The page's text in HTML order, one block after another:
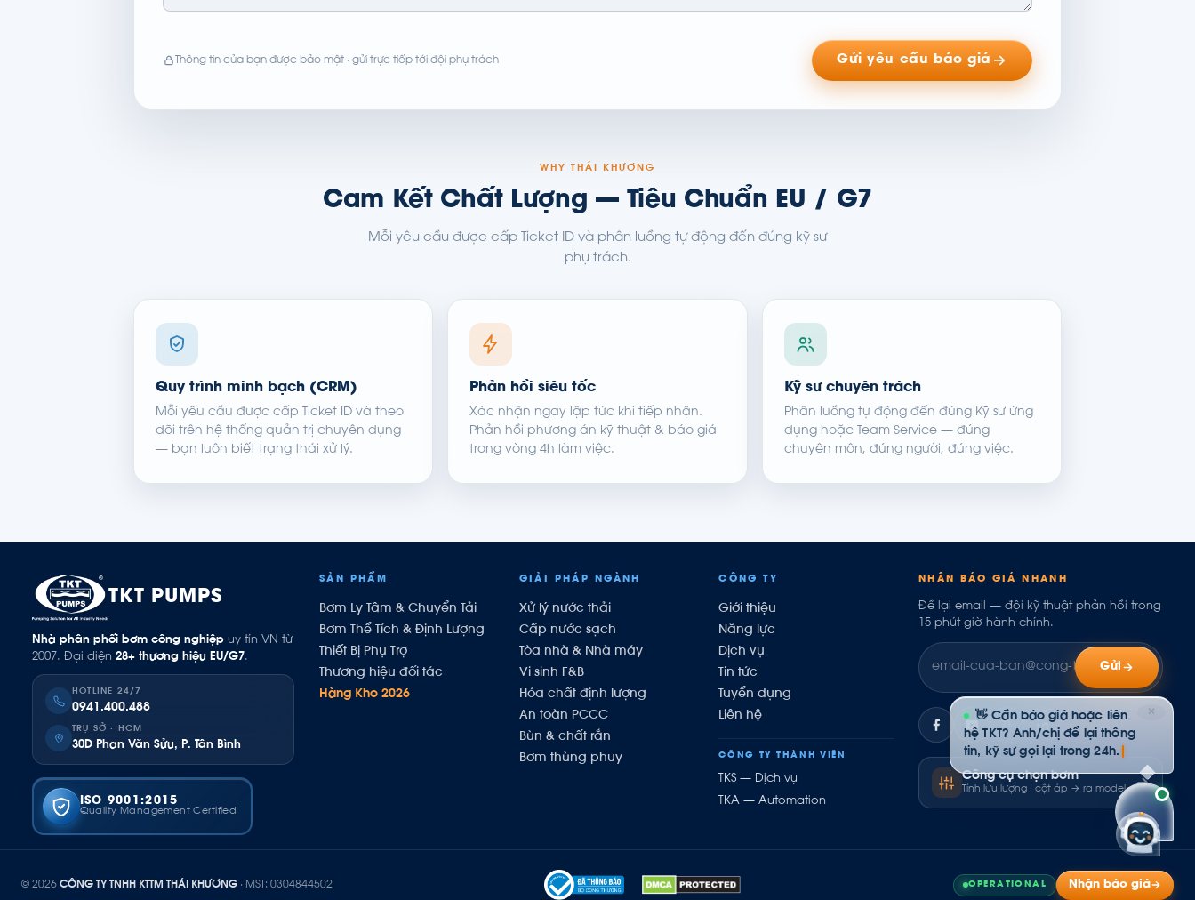
Thông tin của bạn được bảo mật · gửi trực tiếp tới đội phụ trách Gửi yêu cầu báo giá
WHY THÁI KHƯƠNG
Cam Kết Chất Lượng — Tiêu Chuẩn EU / G7
Mỗi yêu cầu được cấp Ticket ID và phân luồng tự động đến đúng kỹ sư
phụ trách.
Quy trình minh bạch (CRM)
Mỗi yêu cầu được cấp Ticket ID và theo
dõi trên hệ thống quản trị chuyên dụng
— bạn luôn biết trạng thái xử lý.
Phản hồi siêu tốc
Xác nhận ngay lập tức khi tiếp nhận.
Phản hồi phương án kỹ thuật & báo giá
trong vòng 4h làm việc.
Kỹ sư chuyên trách
Phân luồng tự động đến đúng Kỹ sư ứng
dụng hoặc Team Service — đúng
chuyên môn, đúng người, đúng việc.
TKT PUMPS
Nhà phân phối bơm công nghiệp uy tín VN từ
2007. Đại diện 28+ thương hiệu EU/G7.
HOTLINE 24/7
0941.400.488
TRỤ SỞ · HCM
30D Phan Văn Sửu, P. Tân Bình
ISO 9001:2015
Quality Management Certified
SẢN PHẨM
Bơm Ly Tâm & Chuyển Tải
Bơm Thể Tích & Định Lượng
Thiết Bị Phụ Trợ
Thương hiệu đối tác
Hàng Kho 2026
GIẢI PHÁP NGÀNH
Xử lý nước thải
Cấp nước sạch
Tòa nhà & Nhà máy
Vi sinh F&B
Hóa chất định lượng
An toàn PCCC
Bùn & chất rắn
Bơm thùng phuy
CÔNG TY
Giới thiệu
Năng lực
Dịch vụ
Tin tức
Tuyển dụng
Liên hệ
CÔNG TY THÀNH VIÊN
TKS — Dịch vụ
TKA — Automation
NHẬN BÁO GIÁ NHANH
Để lại email — đội kỹ thuật phản hồi trong
15 phút giờ hành chính.
Gửi
Công cụ chọn bơm
Tính lưu lượng · cột áp → ra model
© 2026 CÔNG TY TNHH KTTM THÁI KHƯƠNG · MST: 0304844502 OPERATIONAL Nhận báo giá
✕
👋 Cần báo giá hoặc liên
hệ TKT? Anh/chị để lại thông
tin, kỹ sư gọi lại trong 24h.